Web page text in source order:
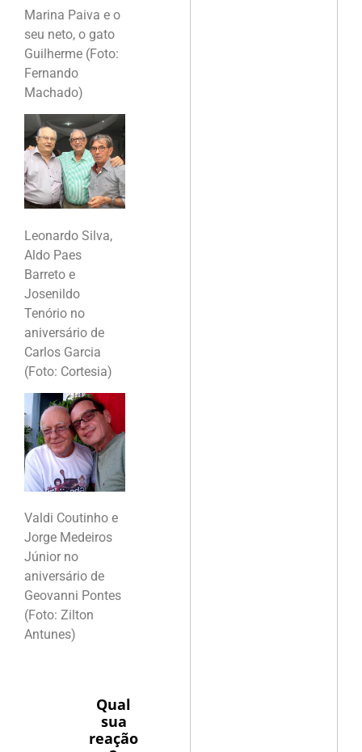
Marina Paiva e o
seu neto, o gato
Guilherme (Foto:
Fernando
Machado)
Leonardo Silva,
Aldo Paes
Barreto e
Josenildo
Tenório no
aniversário de
Carlos Garcia
(Foto: Cortesia)
Valdi Coutinho e
Jorge Medeiros
Júnior no
aniversário de
Geovanni Pontes
(Foto: Zilton
Antunes)
Qual
sua
reação